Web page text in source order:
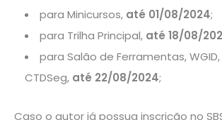
para Minicursos, até 01/08/2024;
para Trilha Principal, até 18/08/
para Salão de Ferramentas, WGID,
CTDSeg, até 22/08/2024;
Caso o autor já possua inscrição no